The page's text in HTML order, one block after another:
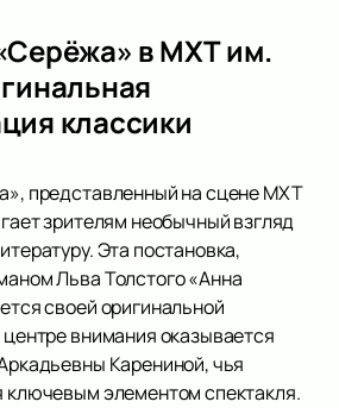
в МХТ им.
классики
представленный на сцене МХТ
зрителям необычный взгляд
Эта постановка,
Льва Толстого «Анна
своей оригинальной
внимания оказывается
Карениной, чья
ключевым элементом спектакля.